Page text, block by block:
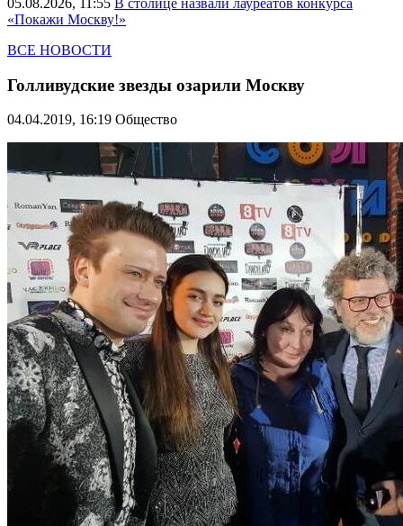
05.08.2026, 11:55 В столице назвали лауреатов конкурса
«Покажи Москву!»
ВСЕ НОВОСТИ
Голливудские звезды озарили Москву
04.04.2019, 16:19 Общество